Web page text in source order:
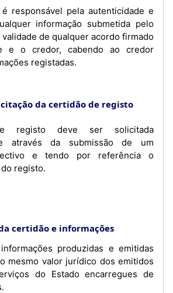
informação submetida pelo
de qualquer acordo firmado
e o credor, cabendo ao credor
registadas.
da certidão de registo
registo deve ser solicitada
através da submissão de um
e tendo por referência o
registo.
certidão e informações
produzidas e emitidas
mesmo valor jurídico dos emitidos
do Estado encarregues de